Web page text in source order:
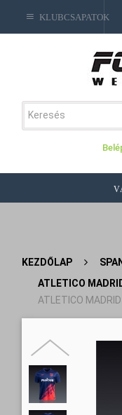
KLUBCSAPATOK
KEZDŐLAP >
ATLETICO
ATLETICO